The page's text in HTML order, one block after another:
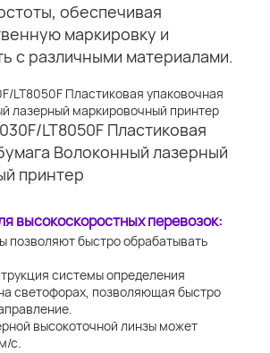
обеспечивая
маркировку и
с различными материалами.
высокоскоростных перевозок:
позволяют быстро обрабатывать
системы определения
светофорах, позволяющая быстро
высокоточной линзы может
с.